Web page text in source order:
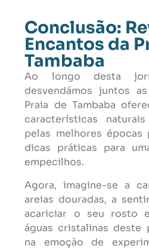
Conclusão:
Encantos da
Tambaba
Ao longo desta
desvendámos juntos
Praia de Tambaba
características
pelas melhores épocas
dicas práticas para
empecilhos.
Agora, imagine-se a
areias douradas, a
acariciar o seu rosto
águas cristalinas deste
na emoção de